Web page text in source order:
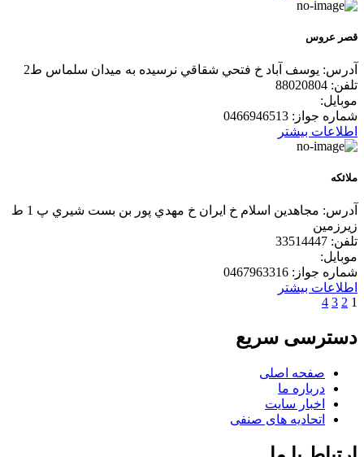
قصر عروس
آدرس: يوسف آباد خ فتحي شقاقي نرسيده به ميدان سلماس ط2
تلفن: 88020804
موبایل:
شماره جواز: 0466946513
اطلاعات بیشتر
ملائكه
آدرس:
مجاهدين اسلام خ ايران خ مهدي پور بن بست شيري پ 1 ط
زيرزمين
تلفن: 33514447
موبایل:
شماره جواز: 0467963316
اطلاعات بیشتر
1
2
3
4
دسترسی سریع
صفحه اصلی
درباره ما
اخبار سایت
اتحادیه های صنفی